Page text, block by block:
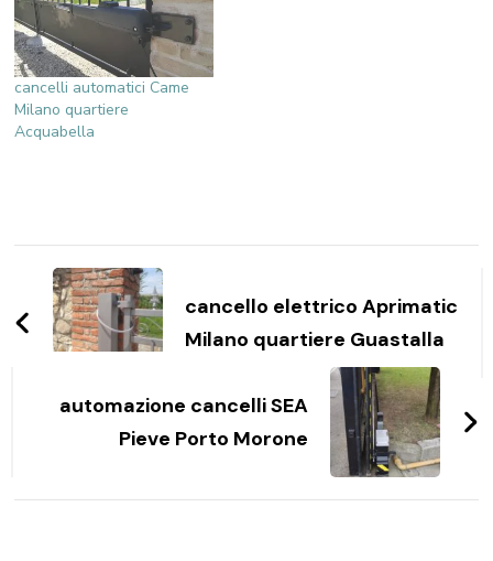
cancelli automatici Came
Milano quartiere
Acquabella
Navigazione
articoli
cancello elettrico Aprimatic
Milano quartiere Guastalla
automazione cancelli SEA
Pieve Porto Morone